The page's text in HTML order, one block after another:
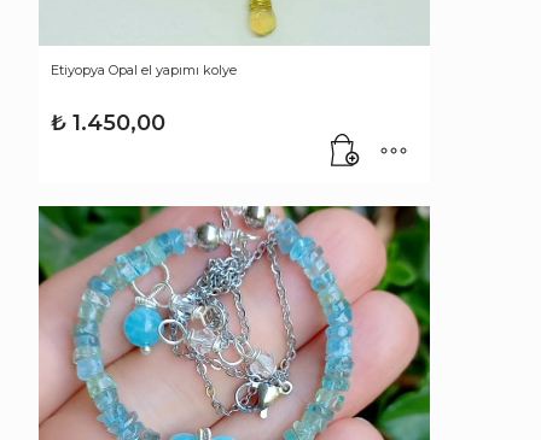
Etiyopya Opal el yapımı kolye
₺ 1.450,00